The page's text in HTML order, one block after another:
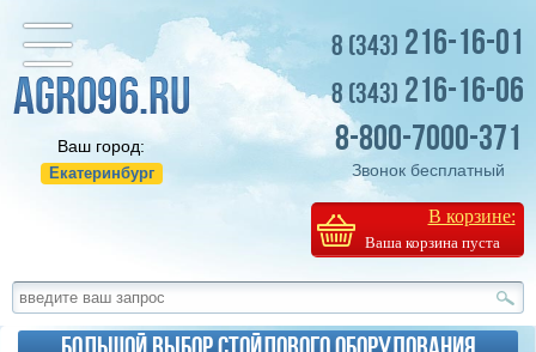
Ваш город:
Екатеринбург
8 (343) 216-16-01
8 (343) 216-16-06
8-800-7000-371
Звонок бесплатный
В корзине:
Ваша корзина пуста